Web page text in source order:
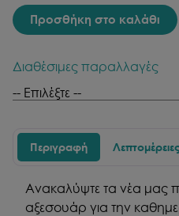
Προσθήκη στο καλάθι
Διαθέσιμες παραλλαγές
Περιγραφή
Ανακαλύψτε τα νέα μας
αξεσουάρ για την